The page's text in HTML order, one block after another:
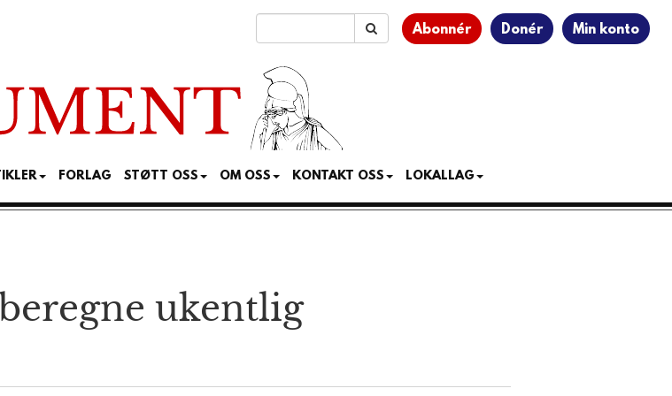
Abonnér Donér Min konto
FORLAG STØTT OSS OM OSS KONTAKT OSS LOKALLAG
ukentlig